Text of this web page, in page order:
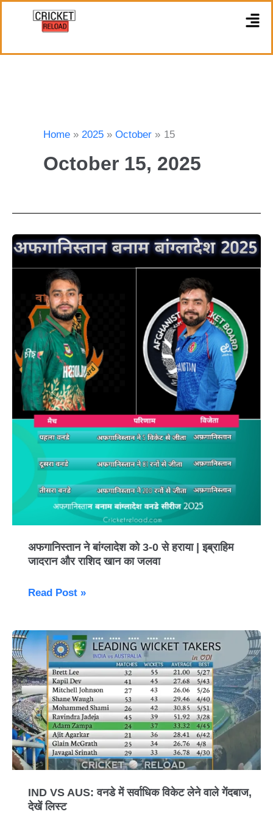
Home 2025 October 15
October 15, 2025
अफगानिस्तान ने बांग्लादेश को 3-0 से हराया | इब्राहिम
जादरान और राशिद खान का जलवा
अफगानिस्तान
बांग्लादेश
को
3-
0
से
हराया
|
इब्राहिम
जादरान
और
राशिद
खान
जलवा
Read Post »
IND VS AUS: वनडे में सर्वाधिक विकेट लेने वाले गेंदबाज,
देखें लिस्ट
IND
VS
AUS:
वनडे
में
सर्वाधिक
विकेट
लेने
गेंदबाज,
देखें